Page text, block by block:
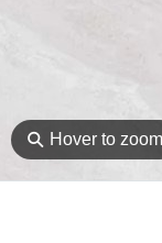
⚲ Hover to zoom